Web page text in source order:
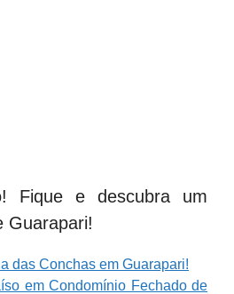
Fique e descubra um
Guarapari!
das Conchas em Guarapari!
em Condomínio Fechado de